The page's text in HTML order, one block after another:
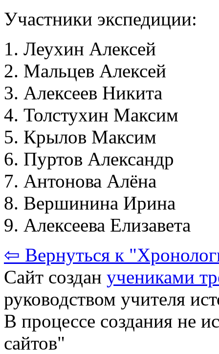
Участники экспедиции:
Леухин Алексей
Мальцев Алексей
Алексеев Никита
Толстухин Максим
Крылов Максим
Пуртов Александр
Антонова Алёна
Вершинина Ирина
Алексеева Елизавета
⇦ Вернуться к
Сайт создан учениками
руководством учителя
В процессе создания не
сайтов"